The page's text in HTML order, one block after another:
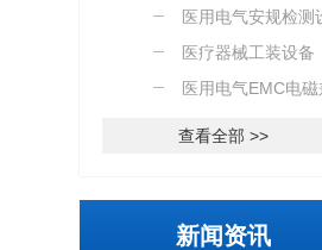
EMC检测医用电气安规检测
医疗器械工装设备
医用电气EMC电磁
试
查看全部 >>
新闻资讯